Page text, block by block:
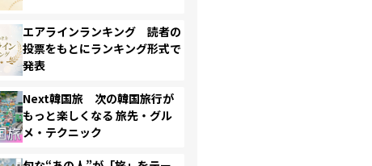
エアラインランキング 読者の
投票をもとにランキング形式で
発表
Next韓国旅 次の韓国旅行が
もっと楽しくなる 旅先・グル
メ・テクニック